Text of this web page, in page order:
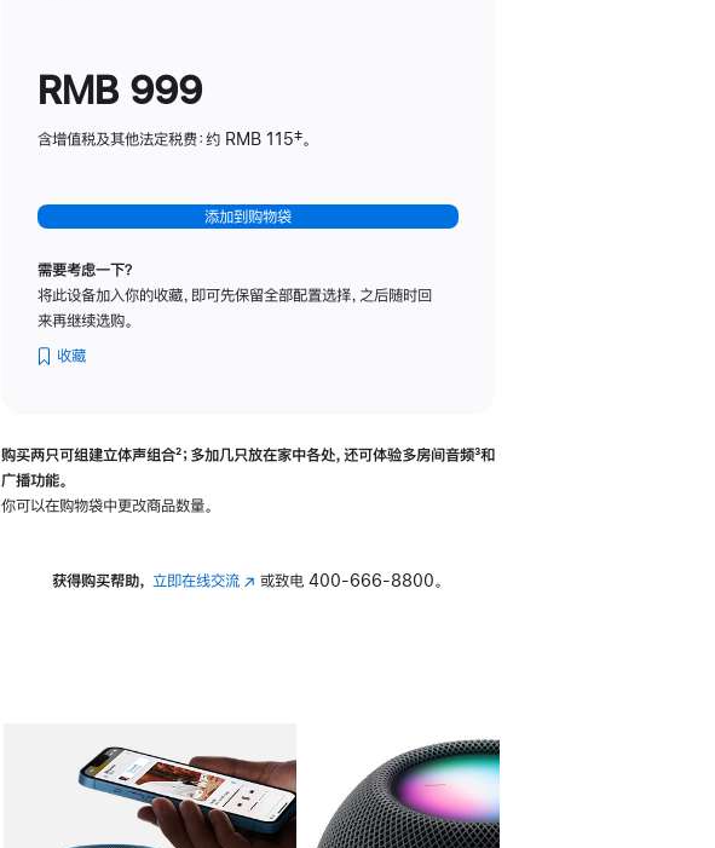
RMB 999
含增值税及其他法定税费：约 RMB 115‡。
添加到购物袋
需要考虑一下？
将此设备加入你的收藏，即可先保留全部配置选择，之后随时回
来再继续选购。
收藏
购买两只可组建立体声组合脚
²；多加几只放在家中各处，还可体验多‍房‍间音频脚
³和
广播功能。
你可以在购物袋中更改商品数量。
获得购买帮助， 立即在线交流(在 或致电 400-666-8800。
图库 图像 4 图库 图像 5